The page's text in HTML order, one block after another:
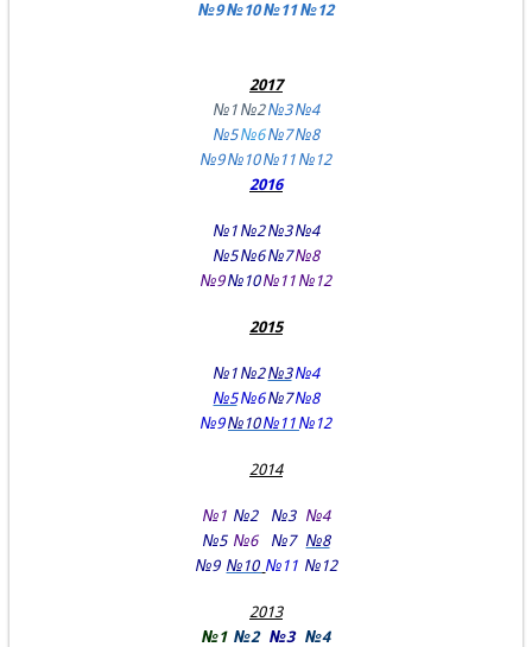
№9 №10 №11 №12
2017
№1 №2 №3 №4
№5 №6 №7 №8
№9 №10 №11 №12
2016
№1 №2 №3 №4
№5 №6№7№8
№9№10 №11 №12
2015
№1 №2 №3 №4
№5 №6 №7 №8
№9 №10№11 №12
2014
№1 №2 №3 №4
№5 №6 №7
№8
№9 №10 №11 №12
2013
№1 №2 №3 №4